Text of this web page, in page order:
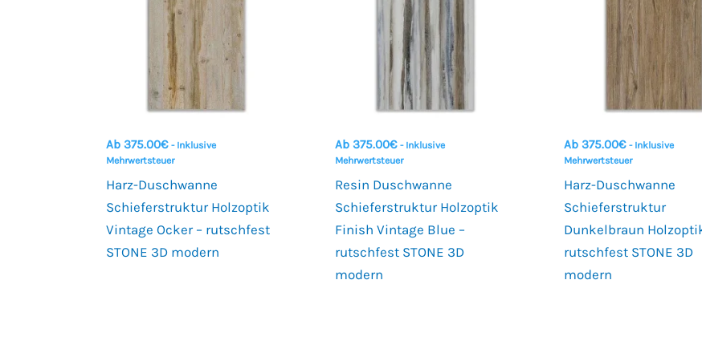
Ab 375.00€ - Inklusive
Mehrwertsteuer
Harz-Duschwanne
Schieferstruktur Holzoptik
Vintage Ocker – rutschfest
STONE 3D modern
Ab 375.00€ - Inklusive
Mehrwertsteuer
Resin Duschwanne
Schieferstruktur Holzoptik
Finish Vintage Blue –
rutschfest STONE 3D
modern
Ab 375.00€ - Inklusive
Mehrwertsteuer
Harz-Duschwanne
Schieferstruktur
Dunkelbraun
rutschfest STONE 3D
modern